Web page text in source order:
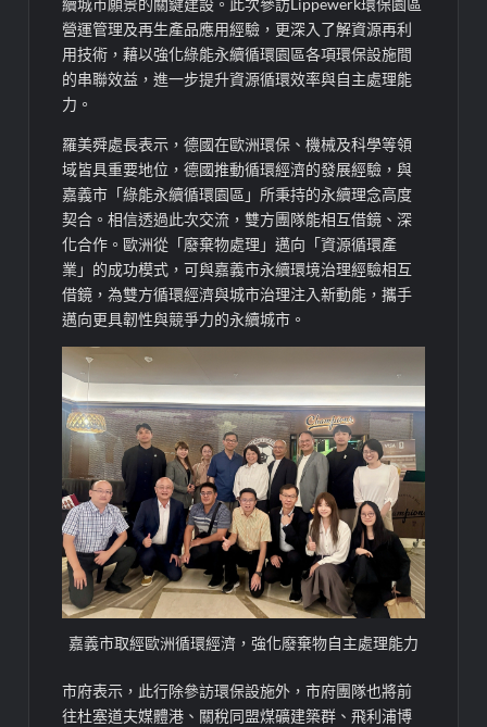
營運管理及再生產品應用經驗，更深入了解資源再利
用技術，藉以強化綠能永續循環園區各項環保設施間
的串聯效益，進一步提升資源循環效率與自主處理能
力。
羅美舜處長表示，德國在歐洲環保、機械及科學等領
域皆具重要地位，德國推動循環經濟的發展經驗，與
嘉義市「綠能永續循環園區」所秉持的永續理念高度
契合。相信透過此次交流，雙方團隊能相互借鏡、深
化合作。歐洲從「廢棄物處理」邁向「資源循環產
業」的成功模式，可與嘉義市永續環境治理經驗相互
借鏡，為雙方循環經濟與城市治理注入新動能，攜手
邁向更具韌性與競爭力的永續城市。
嘉義市取經歐洲循環經濟，強化廢棄物自主處理能力
市府表示，此行除參訪環保設施外，市府團隊也將前
往杜塞道夫媒體港、關稅同盟煤礦建築群、飛利浦博